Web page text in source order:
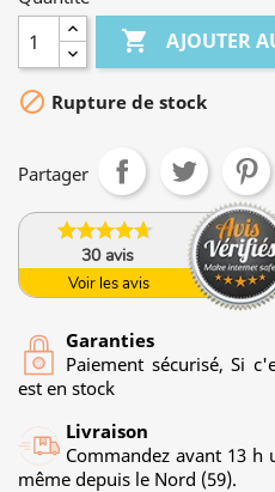
 AJOUTER
 Rupture de stock
Partager
30avis
Voir les avis
Garanties
Paiement sécurisé, Si
est en stock
Livraison
Commandez avant 13
même depuis le Nord (59).